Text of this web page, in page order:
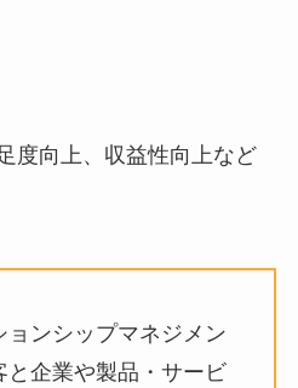
度向上、収益性向上など
ョンシップマネジメン
と企業や製品・サービ